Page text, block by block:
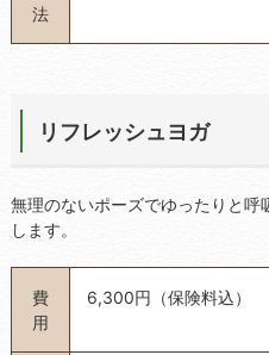
法
リフレッシュヨガ
無理のないポーズでゆったりと呼
します。
費
用
6,300円（保険料込）